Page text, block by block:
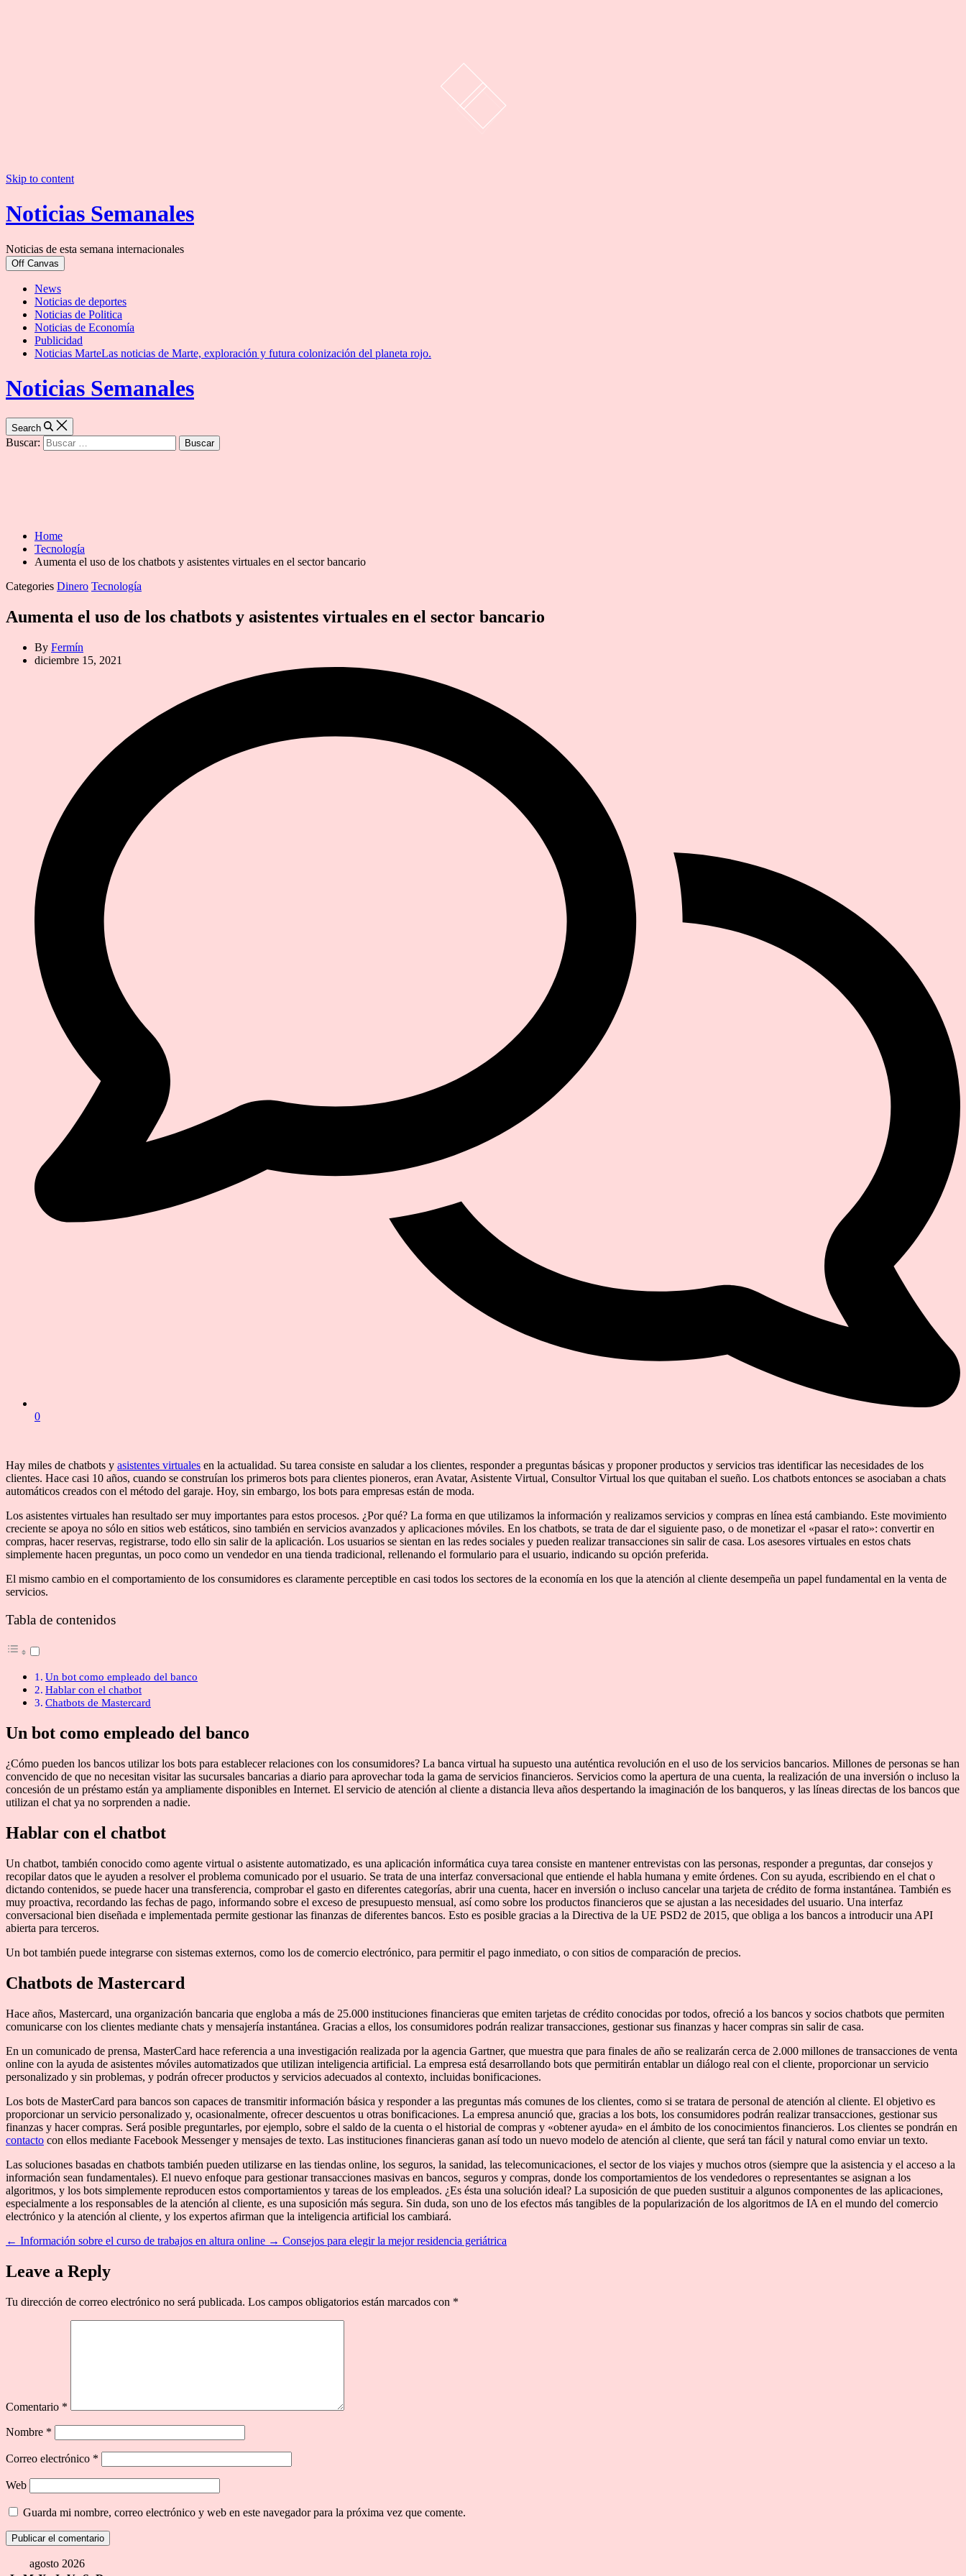
Skip to content
Noticias Semanales
Noticias de esta semana internacionales
Off Canvas
News
Noticias de deportes
Noticias de Politica
Noticias de Economía
Publicidad
Noticias MarteLas noticias de Marte, exploración y futura colonización del planeta rojo.
Noticias Semanales
Search
Buscar:
Home
Tecnología
Aumenta el uso de los chatbots y asistentes virtuales en el sector bancario
Categories Dinero Tecnología
Aumenta el uso de los chatbots y asistentes virtuales en el sector bancario
By Fermín
diciembre 15, 2021
0
Hay miles de chatbots y asistentes virtuales en la actualidad. Su tarea consiste en saludar a los clientes, responder a preguntas básicas y proponer productos y servicios tras identificar las necesidades de los
clientes. Hace casi 10 años, cuando se construían los primeros bots para clientes pioneros, eran Avatar, Asistente Virtual, Consultor Virtual los que quitaban el sueño. Los chatbots entonces se asociaban a chats
automáticos creados con el método del garaje. Hoy, sin embargo, los bots para empresas están de moda.
Los asistentes virtuales han resultado ser muy importantes para estos procesos. ¿Por qué? La forma en que utilizamos la información y realizamos servicios y compras en línea está cambiando. Este movimiento
creciente se apoya no sólo en sitios web estáticos, sino también en servicios avanzados y aplicaciones móviles. En los chatbots, se trata de dar el siguiente paso, o de monetizar el «pasar el rato»: convertir en
compras, hacer reservas, registrarse, todo ello sin salir de la aplicación. Los usuarios se sientan en las redes sociales y pueden realizar transacciones sin salir de casa. Los asesores virtuales en estos chats
simplemente hacen preguntas, un poco como un vendedor en una tienda tradicional, rellenando el formulario para el usuario, indicando su opción preferida.
El mismo cambio en el comportamiento de los consumidores es claramente perceptible en casi todos los sectores de la economía en los que la atención al cliente desempeña un papel fundamental en la venta de
servicios.
Tabla de contenidos
Un bot como empleado del banco
Hablar con el chatbot
Chatbots de Mastercard
Un bot como empleado del banco
¿Cómo pueden los bancos utilizar los bots para establecer relaciones con los consumidores? La banca virtual ha supuesto una auténtica revolución en el uso de los servicios bancarios. Millones de personas se han
convencido de que no necesitan visitar las sucursales bancarias a diario para aprovechar toda la gama de servicios financieros. Servicios como la apertura de una cuenta, la realización de una inversión o incluso la
concesión de un préstamo están ya ampliamente disponibles en Internet. El servicio de atención al cliente a distancia lleva años despertando la imaginación de los banqueros, y las líneas directas de los bancos que
utilizan el chat ya no sorprenden a nadie.
Hablar con el chatbot
Un chatbot, también conocido como agente virtual o asistente automatizado, es una aplicación informática cuya tarea consiste en mantener entrevistas con las personas, responder a preguntas, dar consejos y
recopilar datos que le ayuden a resolver el problema comunicado por el usuario. Se trata de una interfaz conversacional que entiende el habla humana y emite órdenes. Con su ayuda, escribiendo en el chat o
dictando contenidos, se puede hacer una transferencia, comprobar el gasto en diferentes categorías, abrir una cuenta, hacer en inversión o incluso cancelar una tarjeta de crédito de forma instantánea. También es
muy proactiva, recordando las fechas de pago, informando sobre el exceso de presupuesto mensual, así como sobre los productos financieros que se ajustan a las necesidades del usuario. Una interfaz
conversacional bien diseñada e implementada permite gestionar las finanzas de diferentes bancos. Esto es posible gracias a la Directiva de la UE PSD2 de 2015, que obliga a los bancos a introducir una API
abierta para terceros.
Un bot también puede integrarse con sistemas externos, como los de comercio electrónico, para permitir el pago inmediato, o con sitios de comparación de precios.
Chatbots de Mastercard
Hace años, Mastercard, una organización bancaria que engloba a más de 25.000 instituciones financieras que emiten tarjetas de crédito conocidas por todos, ofreció a los bancos y socios chatbots que permiten
comunicarse con los clientes mediante chats y mensajería instantánea. Gracias a ellos, los consumidores podrán realizar transacciones, gestionar sus finanzas y hacer compras sin salir de casa.
En un comunicado de prensa, MasterCard hace referencia a una investigación realizada por la agencia Gartner, que muestra que para finales de año se realizarán cerca de 2.000 millones de transacciones de venta
online con la ayuda de asistentes móviles automatizados que utilizan inteligencia artificial. La empresa está desarrollando bots que permitirán entablar un diálogo real con el cliente, proporcionar un servicio
personalizado y sin problemas, y podrán ofrecer productos y servicios adecuados al contexto, incluidas bonificaciones.
Los bots de MasterCard para bancos son capaces de transmitir información básica y responder a las preguntas más comunes de los clientes, como si se tratara de personal de atención al cliente. El objetivo es
proporcionar un servicio personalizado y, ocasionalmente, ofrecer descuentos u otras bonificaciones. La empresa anunció que, gracias a los bots, los consumidores podrán realizar transacciones, gestionar sus
finanzas y hacer compras. Será posible preguntarles, por ejemplo, sobre el saldo de la cuenta o el historial de compras y «obtener ayuda» en el ámbito de los conocimientos financieros. Los clientes se pondrán en
contacto con ellos mediante Facebook Messenger y mensajes de texto. Las instituciones financieras ganan así todo un nuevo modelo de atención al cliente, que será tan fácil y natural como enviar un texto.
Las soluciones basadas en chatbots también pueden utilizarse en las tiendas online, los seguros, la sanidad, las telecomunicaciones, el sector de los viajes y muchos otros (siempre que la asistencia y el acceso a la
información sean fundamentales). El nuevo enfoque para gestionar transacciones masivas en bancos, seguros y compras, donde los comportamientos de los vendedores o representantes se asignan a los
algoritmos, y los bots simplemente reproducen estos comportamientos y tareas de los empleados. ¿Es ésta una solución ideal? La suposición de que pueden sustituir a algunos componentes de las aplicaciones,
especialmente a los responsables de la atención al cliente, es una suposición más segura. Sin duda, son uno de los efectos más tangibles de la popularización de los algoritmos de IA en el mundo del comercio
electrónico y la atención al cliente, y los expertos afirman que la inteligencia artificial los cambiará.
← Información sobre el curso de trabajos en altura online → Consejos para elegir la mejor residencia geriátrica
Leave a Reply
Tu dirección de correo electrónico no será publicada. Los campos obligatorios están marcados con *
Comentario *
Nombre *
Correo electrónico *
Web
Guarda mi nombre, correo electrónico y web en este navegador para la próxima vez que comente.
agosto 2026